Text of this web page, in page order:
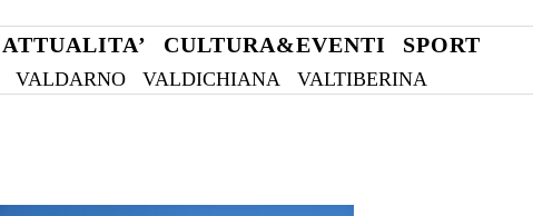
ATTUALITA’ CULTURA&EVENTI SPORT
VALDARNO VALDICHIANA VALTIBERINA